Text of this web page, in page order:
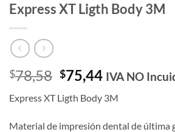
Express XT Ligth Body 3M
$78,58 Original
price
was:
$78,58.
$75,44Current
is:
$75,44.
IVA NO
Express XT Ligth Body 3M
Material de impresión dental de última